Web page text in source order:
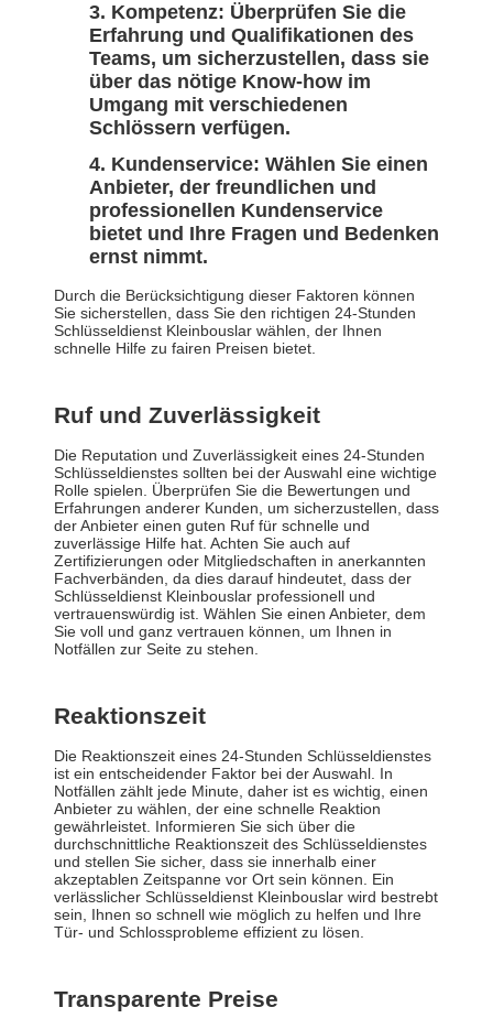
Kompetenz: Überprüfen Sie die
Erfahrung und Qualifikationen des
Teams, um sicherzustellen, dass sie
über das nötige Know-how im
Umgang mit verschiedenen
Schlössern verfügen.
Kundenservice: Wählen Sie einen
Anbieter, der freundlichen und
professionellen Kundenservice
bietet und Ihre Fragen und Bedenken
ernst nimmt.
Durch die Berücksichtigung dieser Faktoren können
Sie sicherstellen, dass Sie den richtigen 24-Stunden
Schlüsseldienst Kleinbouslar wählen, der Ihnen
schnelle Hilfe zu fairen Preisen bietet.
Ruf und Zuverlässigkeit
Die Reputation und Zuverlässigkeit eines 24-Stunden
Schlüsseldienstes sollten bei der Auswahl eine wichtige
Rolle spielen. Überprüfen Sie die Bewertungen und
Erfahrungen anderer Kunden, um sicherzustellen, dass
der Anbieter einen guten Ruf für schnelle und
zuverlässige Hilfe hat. Achten Sie auch auf
Zertifizierungen oder Mitgliedschaften in anerkannten
Fachverbänden, da dies darauf hindeutet, dass der
Schlüsseldienst Kleinbouslar professionell und
vertrauenswürdig ist. Wählen Sie einen Anbieter, dem
Sie voll und ganz vertrauen können, um Ihnen in
Notfällen zur Seite zu stehen.
Reaktionszeit
Die Reaktionszeit eines 24-Stunden Schlüsseldienstes
ist ein entscheidender Faktor bei der Auswahl. In
Notfällen zählt jede Minute, daher ist es wichtig, einen
Anbieter zu wählen, der eine schnelle Reaktion
gewährleistet. Informieren Sie sich über die
durchschnittliche Reaktionszeit des Schlüsseldienstes
und stellen Sie sicher, dass sie innerhalb einer
akzeptablen Zeitspanne vor Ort sein können. Ein
verlässlicher Schlüsseldienst Kleinbouslar wird bestrebt
sein, Ihnen so schnell wie möglich zu helfen und Ihre
Tür- und Schlossprobleme effizient zu lösen.
Transparente Preise